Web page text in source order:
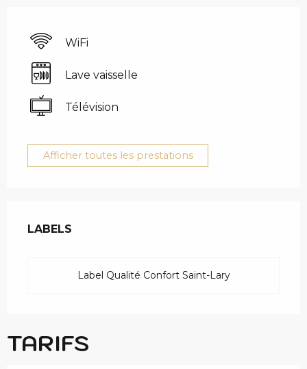
WiFi
Lave vaisselle
Télévision
Afficher toutes les prestations
LABELS
LABELS
Label Qualité Confort Saint-Lary
TARIFS